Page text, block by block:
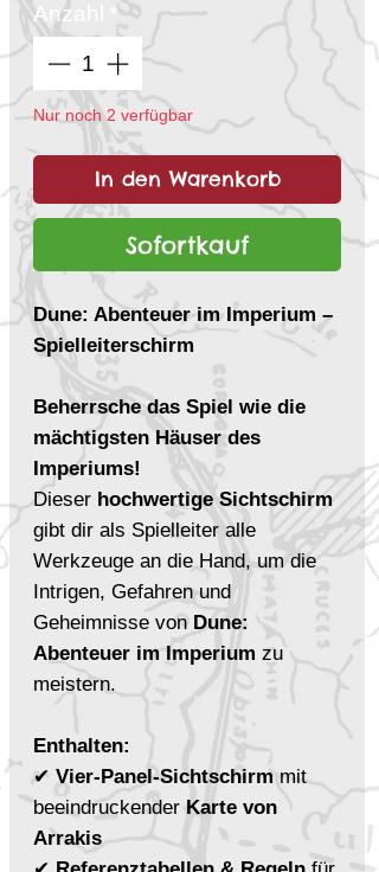
Anzahl *
Nur noch 2 verfügbar
In den Warenkorb
Sofortkauf
Dune: Abenteuer im Imperium –
Spielleiterschirm
Beherrsche das Spiel wie die
mächtigsten Häuser des
Imperiums!
Dieser hochwertige Sichtschirm
gibt dir als Spielleiter alle
Werkzeuge an die Hand, um die
Intrigen, Gefahren und
Geheimnisse von Dune:
Abenteuer im Imperium zu
meistern.
Enthalten:
✔ Vier-Panel-Sichtschirmmit
beeindruckender Karte von
Arrakis